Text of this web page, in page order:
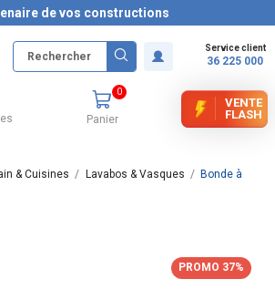
de vos constructions
Service client
36 225 000
Panier
0
VENTE
FLASH
& Cuisines Lavabos & Vasques
Bonde à
PROMO 37%